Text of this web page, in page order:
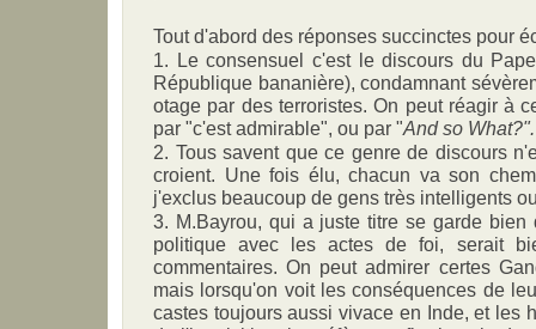
Tout d'abord des réponses succinctes pour
1. Le consensuel c'est le discours du
République bananière), condamnant
otage par des terroristes. On peut réagir à
par "c'est admirable", ou par "And so What?".
2. Tous savent que ce genre de discours
croient. Une fois élu, chacun va son
j'exclus beaucoup de gens très intelligents
3. M.Bayrou, qui a juste titre se garde bien
politique avec les actes de foi, serait
commentaires. On peut admirer certes
mais lorsqu'on voit les conséquences de
castes toujours aussi vivace en Inde, et les